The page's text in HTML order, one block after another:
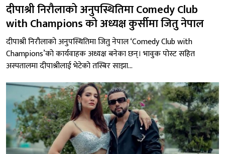
दीपाश्री निरौलाको अनुपस्थितिमा Comedy Club
with Champions को अध्यक्ष कुर्सीमा जितु नेपाल
दीपाश्री निरौलाको अनुपस्थितिमा जितु नेपाल ‘Comedy Club with
Champions’को कार्यवाहक अध्यक्ष बनेका छन्। भावुक पोस्ट सहित
अस्पतालमा दीपाश्रीलाई भेटेको तस्बिर साझा...